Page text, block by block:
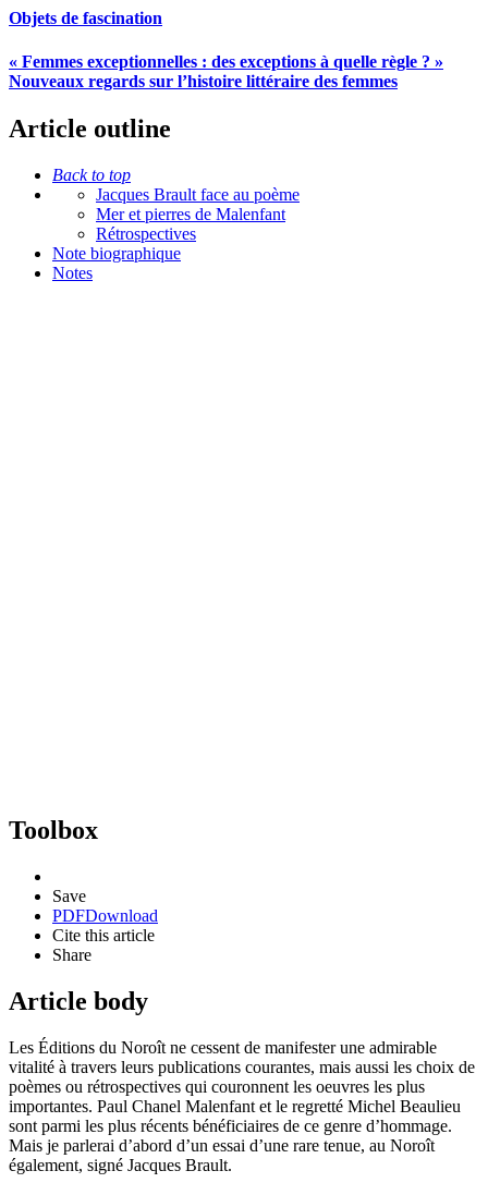
Objets de fascination
« Femmes exceptionnelles : des exceptions à quelle règle ? »
Nouveaux regards sur l’histoire littéraire des femmes
Article outline
Back to top
Jacques Brault face au poème
Mer et pierres de Malenfant
Rétrospectives
Note biographique
Notes
Toolbox
Save
PDFDownload
Cite this article
Share
Article body
Les Éditions du Noroît ne cessent de manifester une admirable
vitalité à travers leurs publications courantes, mais aussi les choix de
poèmes ou rétrospectives qui couronnent les oeuvres les plus
importantes. Paul Chanel Malenfant et le regretté Michel Beaulieu
sont parmi les plus récents bénéficiaires de ce genre d’hommage.
Mais je parlerai d’abord d’un essai d’une rare tenue, au Noroît
également, signé Jacques Brault.